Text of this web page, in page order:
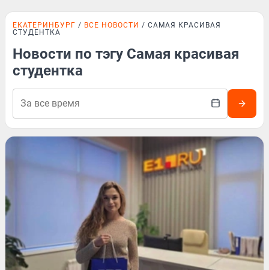
ЕКАТЕРИНБУРГ ВСЕ НОВОСТИ
САМАЯ КРАСИВАЯ
СТУДЕНТКА
Новости по тэгу Самая красивая
студентка